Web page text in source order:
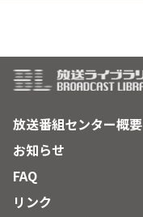
放送番組センター概要
お知らせ
FAQ
リンク